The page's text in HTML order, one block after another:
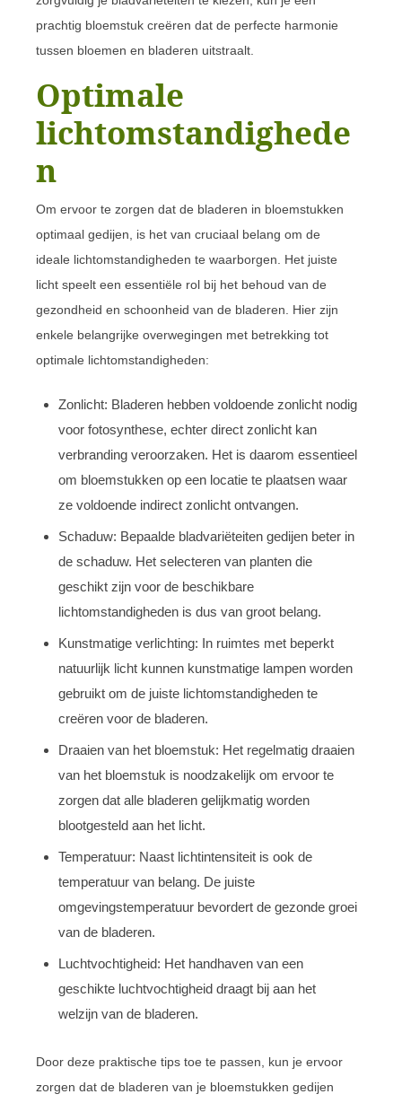
prachtig bloemstuk creëren dat de perfecte harmonie
tussen bloemen en bladeren uitstraalt.
Optimale
lichtomstandighede
n
Om ervoor te zorgen dat de bladeren in bloemstukken
optimaal gedijen, is het van cruciaal belang om de
ideale lichtomstandigheden te waarborgen. Het juiste
licht speelt een essentiële rol bij het behoud van de
gezondheid en schoonheid van de bladeren. Hier zijn
enkele belangrijke overwegingen met betrekking tot
optimale lichtomstandigheden:
Zonlicht: Bladeren hebben voldoende zonlicht nodig
voor fotosynthese, echter direct zonlicht kan
verbranding veroorzaken. Het is daarom essentieel
om bloemstukken op een locatie te plaatsen waar
ze voldoende indirect zonlicht ontvangen.
Schaduw: Bepaalde bladvariëteiten gedijen beter in
de schaduw. Het selecteren van planten die
geschikt zijn voor de beschikbare
lichtomstandigheden is dus van groot belang.
Kunstmatige verlichting: In ruimtes met beperkt
natuurlijk licht kunnen kunstmatige lampen worden
gebruikt om de juiste lichtomstandigheden te
creëren voor de bladeren.
Draaien van het bloemstuk: Het regelmatig draaien
van het bloemstuk is noodzakelijk om ervoor te
zorgen dat alle bladeren gelijkmatig worden
blootgesteld aan het licht.
Temperatuur: Naast lichtintensiteit is ook de
temperatuur van belang. De juiste
omgevingstemperatuur bevordert de gezonde groei
van de bladeren.
Luchtvochtigheid: Het handhaven van een
geschikte luchtvochtigheid draagt bij aan het
welzijn van de bladeren.
Door deze praktische tips toe te passen, kun je ervoor
zorgen dat de bladeren van je bloemstukken gedijen